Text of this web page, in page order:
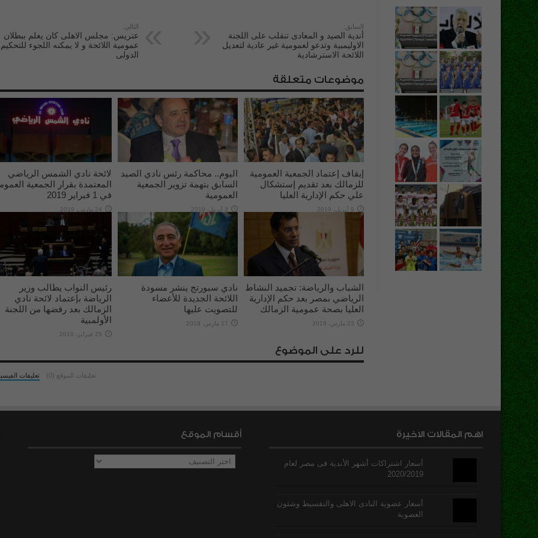
السابق:
أندية الصيد و المعادى تنقلب على اللجنة
الاوليمبية وتدعو لعمومية غير عادية لتعديل
اللائحة الاسترشادية
التالي:
عتريس: مجلس الاهلى كان يعلم ببطلان
عمومية اللائحة و لا يمكنه اللجوء للتحكيم
الدولى
موضوعات متعلقة
إيقاف إعتماد الجمعية العمومية
للزمالك بعد تقديم إستشكال
علي حكم الإدارية العليا
9 أبريل، 2019
اليوم.. محاكمة رئس نادي الصيد
السابق بتهمة تزوير الجمعية
العمومية
3 أبريل، 2019
لائحة نادي الشمس الرياضي
المعتمدة بقرار الجمعية
في 1 فبراير 2019
24 مارس، 2019
الشباب والرياضة: تجميد النشاط
الرياضي بمصر بعد حكم الإدارية
العليا بصحة عمومية الزمالك
23 مارس، 2019
نادي سبورتج ينشر مسودة
اللائحة الجديدة للأعضاء
للتصويت عليها
17 مارس، 2019
رئيس النواب يطالب وزير
الرياضة بإعتماد لائحة نادي
الزمالك بعد رفضها من اللجنة
الأولمبية
25 فبراير، 2019
للرد على الموضوع
تعليقات تعليقات الموقع (0)
اهم المقالات الاخيرة
أسعار اشتراكات أشهر الأندية فى مصر لعام
2020/2019
أسعار عضوية النادى الاهلى والتقسيط وشئون
العضوية
أقسام الموقع
أقسام
الموقع